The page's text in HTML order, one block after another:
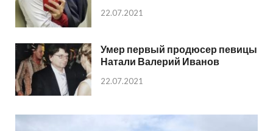
22.07.2021
Умер первый продюсер певицы
Натали Валерий Иванов
22.07.2021